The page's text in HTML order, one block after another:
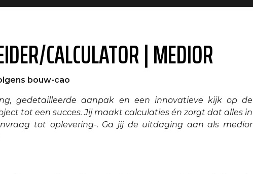
CALCULATOR | MEDIOR
bouw-cao
gedetailleerde aanpak en een innovatieve kijk op de
tot een succes. Jij maakt calculaties én zorgt dat alles in
tot oplevering-. Ga jij de uitdaging aan als medior